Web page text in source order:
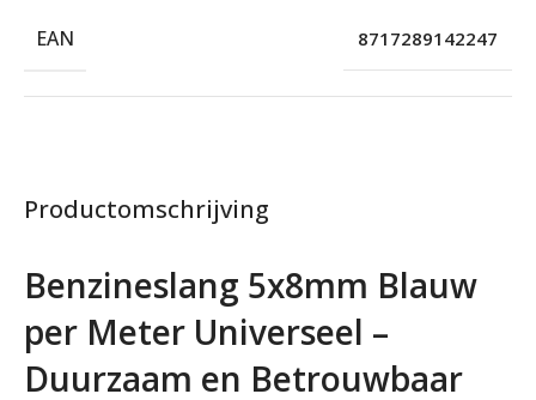
Productomschrijving
Benzineslang 5x8mm Blauw
per Meter Universeel –
Duurzaam en Betrouwbaar
EAN 8717289142247